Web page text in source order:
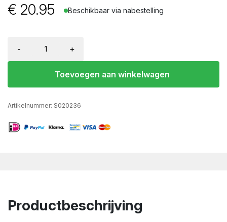
€ 20.95 Beschikbaar via nabestelling
- +
Toevoegen aan winkelwagen
Artikelnummer: S020236
Productbeschrijving